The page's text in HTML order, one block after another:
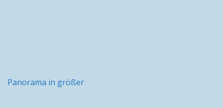
Panorama in größer